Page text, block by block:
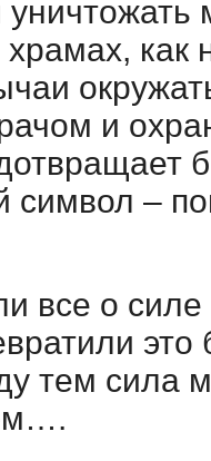
как
и
–
все о силе
это
тем сила